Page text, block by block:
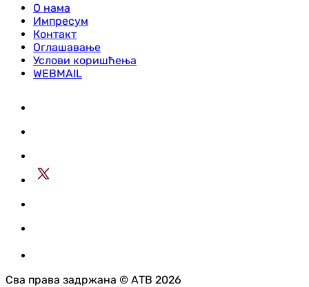
О нама
Импресум
Контакт
Оглашавање
Услови коришћења
WEBMAIL
Сва права задржана © АТВ 2026